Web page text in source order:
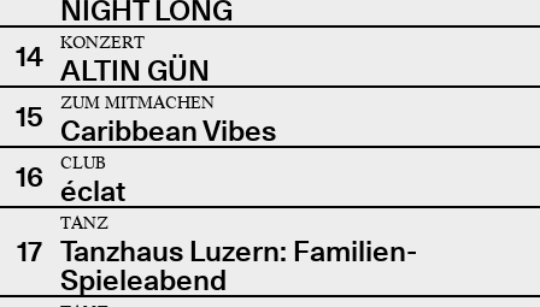
NIGHT LONG
14
KONZERT
ALTIN GÜN
15
ZUM MITMACHEN
Caribbean Vibes
16
CLUB
éclat
17
TANZ
Tanzhaus Luzern: Familien-
Spieleabend